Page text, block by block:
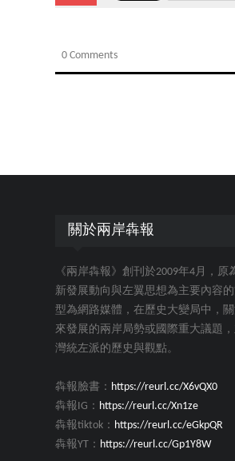
0 Comments
關於兩岸犇報
《兩岸犇報》創刊於2009年4月，原
新發展動向與左翼思想為主要內容
型為網路媒體，在歷史大變局中，
來發展的兩岸局勢或國際重大議題
灣統左派的歷史與觀點。
犇報臉書： https://reurl.cc/X6vQX0
犇報IG： https://reurl.cc/Xn1ze
犇報tiktok： https://reurl.cc/eGkpQR
犇報YT： https://reurl.cc/Gp1Y8W